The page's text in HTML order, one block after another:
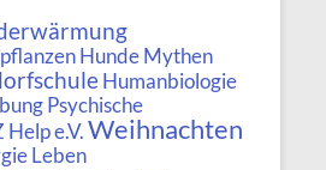
Hunde Mythen
Humanbiologie
Psychische
Help e.V.Weihnachten
Leben